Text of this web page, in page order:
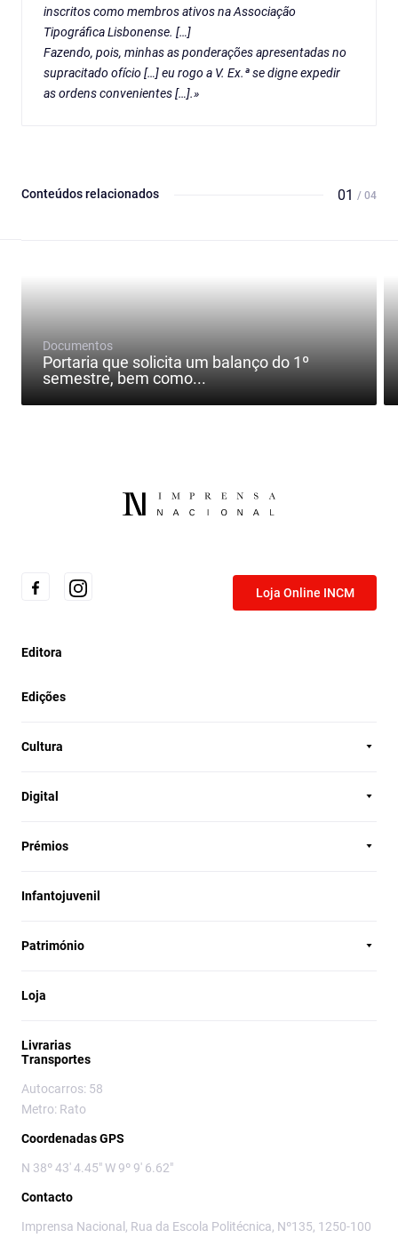
inscritos como membros ativos na Associação
Tipográfica Lisbonense. […]
Fazendo, pois, minhas as ponderações apresentadas no
supracitado ofício […] eu rogo a V. Ex.ª se digne expedir
as ordens convenientes […].»
Conteúdos relacionados 01 / 04
Documentos
Portaria que solicita um balanço do 1º
semestre, bem como...
Loja Online INCM
Editora
Edições
Cultura
Digital
Prémios
Infantojuvenil
Património
Loja
Livrarias
Transportes
Autocarros: 58
Metro: Rato
Coordenadas GPS
N 38º 43' 4.45" W 9º 9' 6.62"
Contacto
Imprensa Nacional, Rua da Escola Politécnica, Nº135, 1250-100